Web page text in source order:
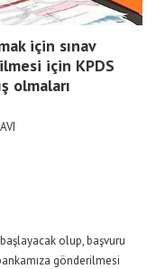
için sınav
için KPDS
olmaları
olup, başvuru
gönderilmesi